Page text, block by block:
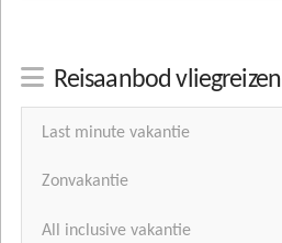
Reisaanbod vliegreizen
Last minute vakantie
Zonvakantie
All inclusive vakantie